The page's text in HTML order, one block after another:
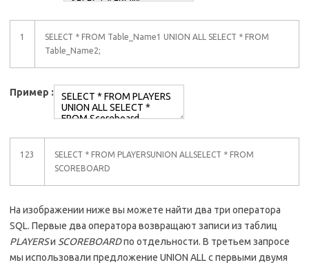
1
SELECT * FROM Table_Name1 UNION ALL SELECT * FROM
Table_Name2;
Пример :
123
SELECT * FROM PLAYERSUNION ALLSELECT * FROM
SCOREBOARD
На изображении ниже вы можете найти два три оператора
SQL. Первые два оператора возвращают записи из таблиц
PLAYERSи SCOREBOARDпо отдельности. В третьем запросе
мы использовали предложение UNION ALL с первыми двумя